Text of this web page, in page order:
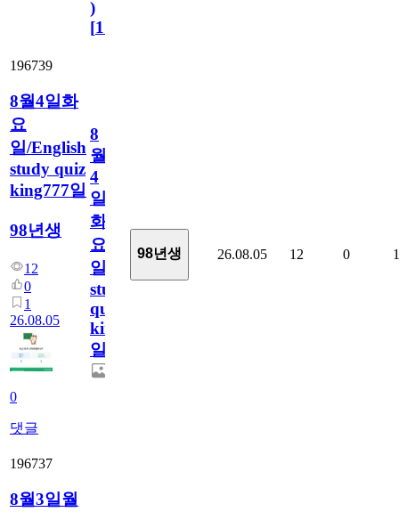
)
[110
196739
8월4일화
요
일/English
study quiz
king777일
98년생
12
0
1
26.08.05
0
댓글
8
월
4
일
화
요
일/English
study
quiz
king777
일
98년생 26.08.05 12 0 1
196737
8월3일월